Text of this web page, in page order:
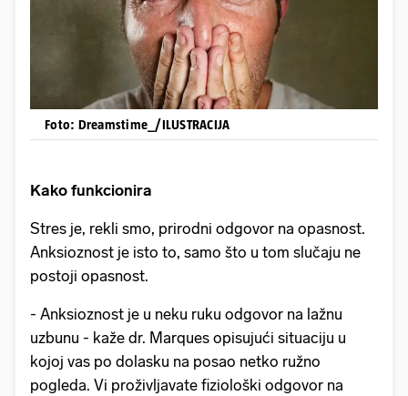
Foto: Dreamstime_/ILUSTRACIJA
Kako funkcionira
Stres je, rekli smo, prirodni odgovor na opasnost.
Anksioznost je isto to, samo što u tom slučaju ne
postoji opasnost.
- Anksioznost je u neku ruku odgovor na lažnu
uzbunu - kaže dr. Marques opisujući situaciju u
kojoj vas po dolasku na posao netko ružno
pogleda. Vi proživljavate fiziološki odgovor na